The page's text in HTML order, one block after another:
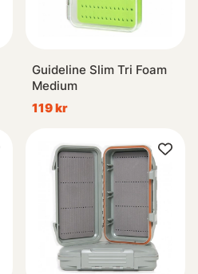
Guideline Slim Tri Foam
Medium
119 kr